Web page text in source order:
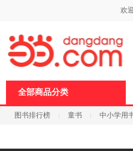
欢
全部商品分类
图书排行榜 童书 中小学用
页